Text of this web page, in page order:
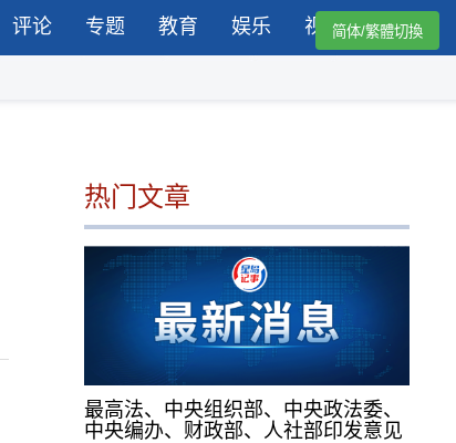
评论 专题 教育 娱乐 视频简体/繁體切換
热门文章
最高法、中央组织部、中央政法委、
中央编办、财政部、人社部印发意见